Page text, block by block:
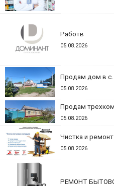
Работв
05.08.2026
Продам дом в с.
05.08.2026
Продам
05.08.2026
Чистка и
05.08.2026
РЕМОНТ